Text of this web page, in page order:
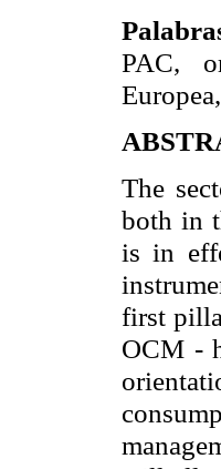
PAC,
The
both in
is in
first
OCM -